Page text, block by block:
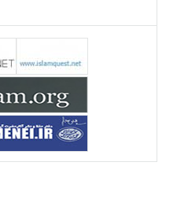
martiri Qassem
Al-Muhandis
del discorso tenuto